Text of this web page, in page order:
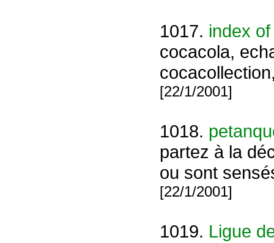
1017. index
cocacola,
[22/1/2001]
1018.
partez à la
ou sont
[22/1/2001]
1019. Ligue